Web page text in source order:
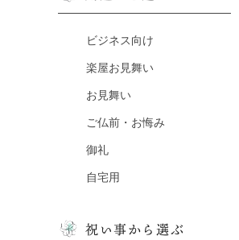
ビジネス向け
楽屋お見舞い
お見舞い
ご仏前・お悔み
御礼
自宅用
祝い事から選ぶ